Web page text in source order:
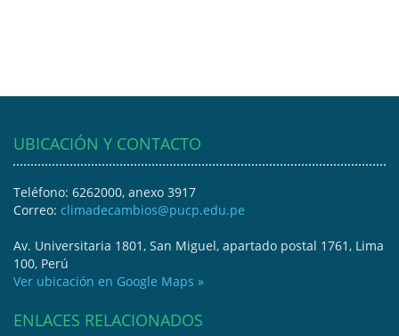
UBICACIÓN Y CONTACTO
Teléfono: 6262000, anexo 3917
Correo: climadecambios@pucp.edu.pe
Av. Universitaria 1801, San Miguel, apartado postal 1761, Lima
100, Perú
Ver ubicación en Google Maps »
ENLACES RELACIONADOS